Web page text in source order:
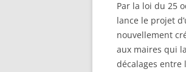
Par la loi du 25
lance le projet
nouvellement
aux maires qui
décalages entre